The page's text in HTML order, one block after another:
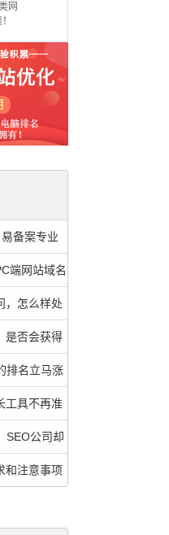
网
备案专业
端网站域名
，怎么样处
是否会获得
排名立马涨
工具不再准
SEO公司却
和注意事项